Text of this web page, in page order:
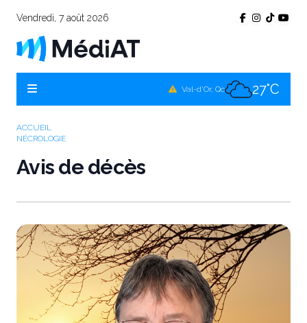
Vendredi, 7 août 2026
Val-d'Or, Qc 27°C
ACCUEIL
NÉCROLOGIE
Avis de décès